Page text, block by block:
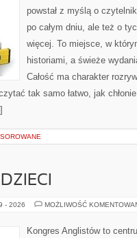
powstał z myślą o
po całym dniu, ale też o
więcej. To miejsce, w
historiami, a świeże
Całość ma charakter
tak samo łatwo, jak
- 2026 MOŻLIWOŚĆ
Kongres Anglistów to